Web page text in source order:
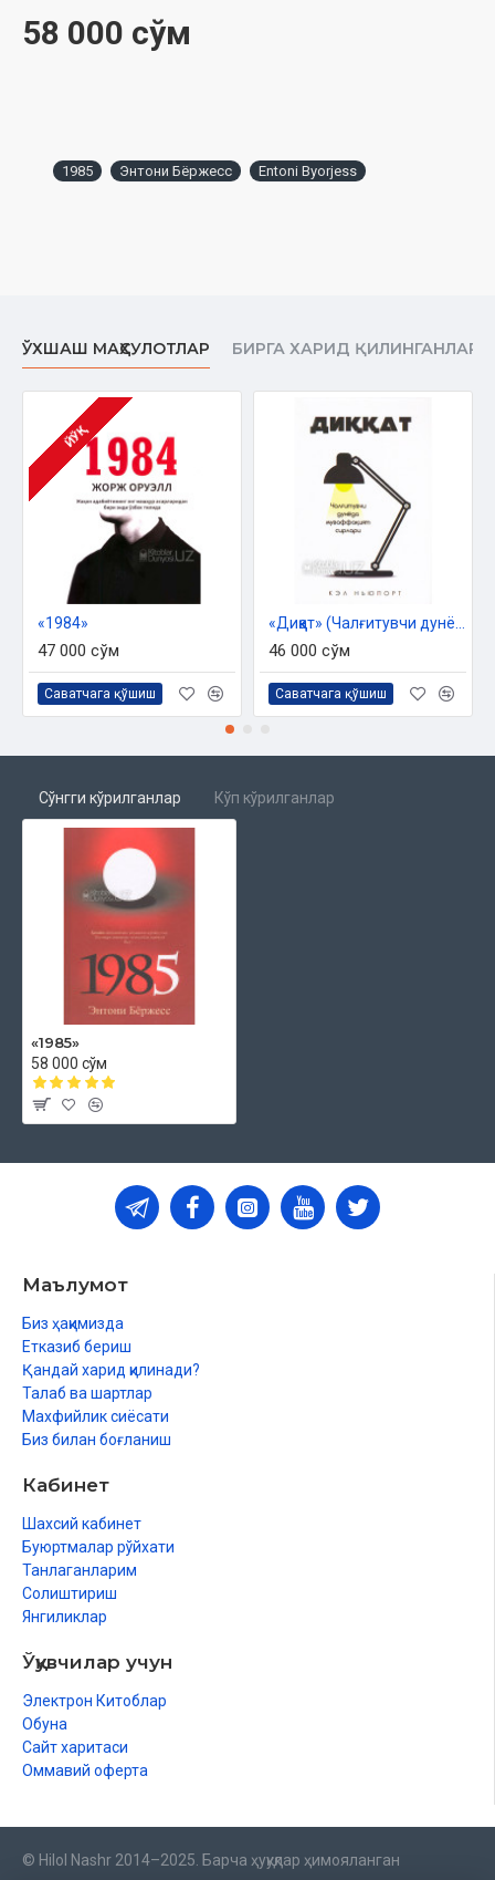
58 000 сўм
1985 Энтони Бёржесс Entoni Byorjess
ЎХШАШ МАҲСУЛОТЛАР БИРГА ХАРИД ҚИЛИНГАНЛАР
ЙЎҚ
«1984»
47 000 сўм
Саватчага қўшиш
46 000 сўм
Саватчага қўшиш
Сўнгги кўрилганлар Кўп кўрилганлар
«1985»
58 000 сўм
Маълумот
Биз ҳақимизда
Етказиб бериш
Қандай харид қилинади?
Талаб ва шартлар
Махфийлик сиёсати
Биз билан боғланиш
Кабинет
Шахсий кабинет
Буюртмалар рўйхати
Танлаганларим
Солиштириш
Янгиликлар
Ўқувчилар учун
Электрон Китоблар
Обуна
Сайт харитаси
Оммавий оферта
© Hilol Nashr 2014–2025. Барча ҳуқуқлар ҳимояланган